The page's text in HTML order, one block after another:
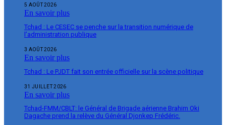
5 AOÛT 2026
En savoir plus
Tchad : Le CESEC se penche sur la transition numérique de
l’administration publique
3 AOÛT 2026
En savoir plus
Tchad : Le PJDT fait son entrée officielle sur la scène politique
31 JUILLET 2026
En savoir plus
Tchad-FMM/CBLT: le Général de Brigade aérienne Brahim Oki
Dagache prend la relève du Général Djonkep Frédéric.